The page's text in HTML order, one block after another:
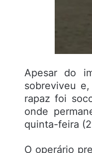
Apesar do
sobreviveu
rapaz foi
onde
quinta-feira
O operário